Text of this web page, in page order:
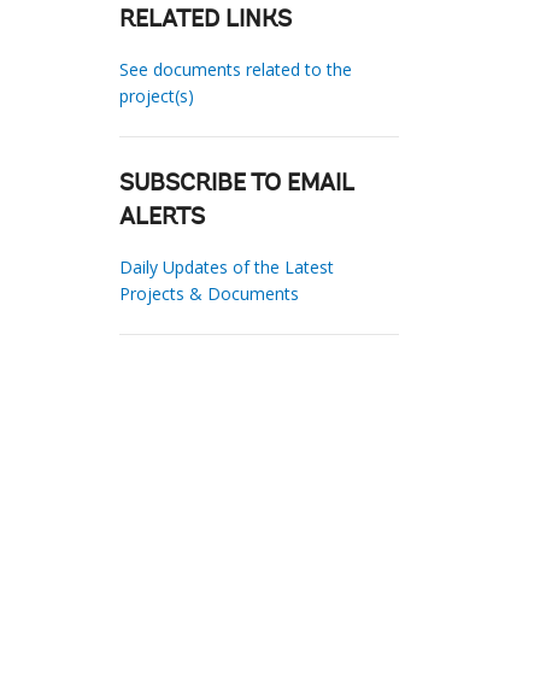
RELATED LINKS
See documents related to the
project(s)
SUBSCRIBE TO EMAIL
ALERTS
Daily Updates of the Latest
Projects & Documents